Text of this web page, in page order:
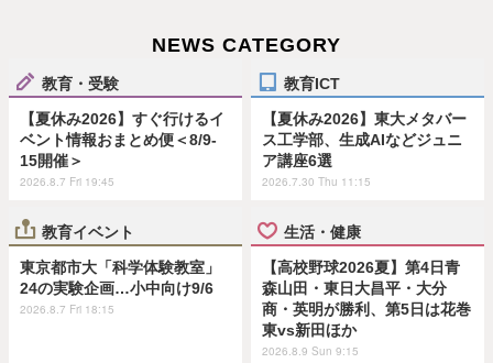
NEWS CATEGORY
教育・受験
【夏休み2026】すぐ行けるイ
ベント情報おまとめ便＜8/9-
15開催＞
2026.8.7 Fri 19:45
教育ICT
【夏休み2026】東大メタバー
ス工学部、生成AIなどジュニ
ア講座6選
2026.7.30 Thu 11:15
教育イベント
東京都市大「科学体験教室」
24の実験企画…小中向け9/6
2026.8.7 Fri 18:15
生活・健康
【高校野球2026夏】第4日青
森山田・東日大昌平・大分
商・英明が勝利、第5日は花巻
東vs新田ほか
2026.8.9 Sun 9:15